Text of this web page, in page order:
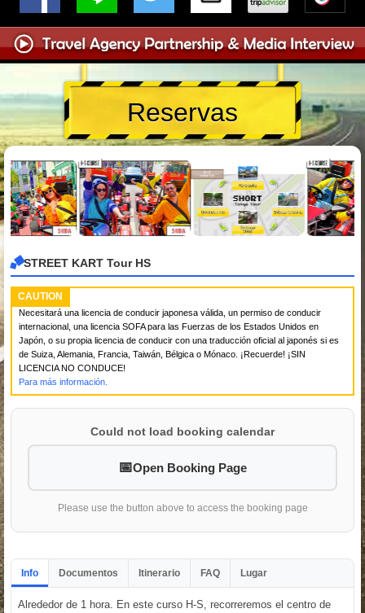
Reservas
STREET KART Tour HS
CAUTION
Necesitará una licencia de conducir japonesa válida, un permiso de conducir
internacional, una licencia SOFA para las Fuerzas de los Estados Unidos en
Japón, o su propia licencia de conducir con una traducción oficial al japonés si es
de Suiza, Alemania, Francia, Taiwán, Bélgica o Mónaco. ¡Recuerde! ¡SIN
LICENCIA NO CONDUCE!
Para más información.
Could not load booking calendar
Open Booking Page
Please use the button above to access the booking page
Info Documentos Itinerario FAQ Lugar
Alrededor de 1 hora. En este curso H-S, recorreremos el centro de